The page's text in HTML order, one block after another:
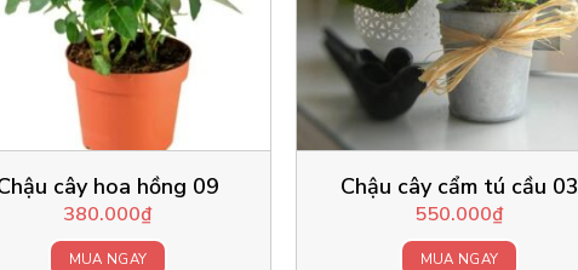
cây hoa hồng 09
380.000₫
MUA NGAY
Chậu cây cẩm tú cầu 03
550.000₫
MUA NGAY